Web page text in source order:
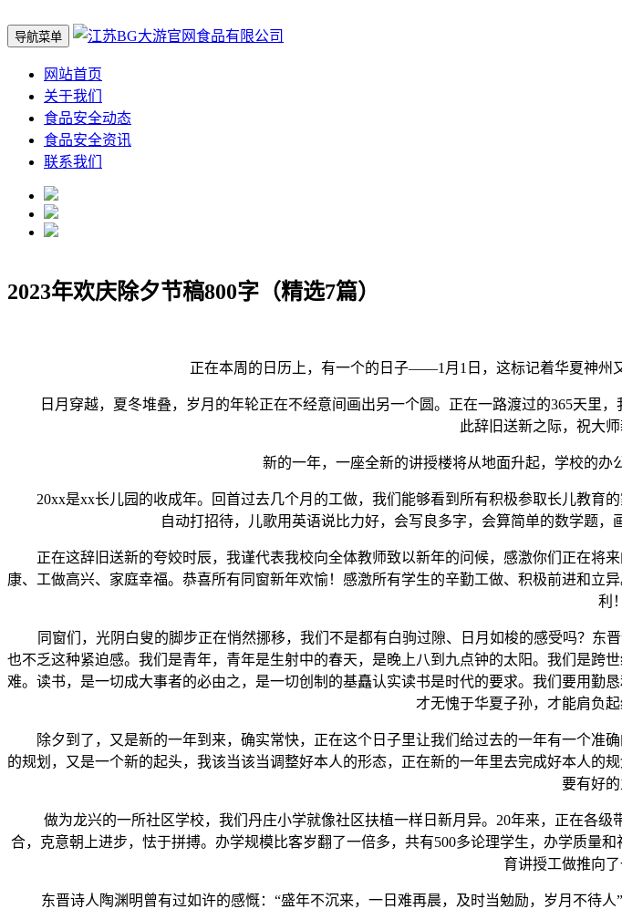
导航菜单
网站首页
关于我们
食品安全动态
食品安全资讯
联系我们
2023年欢庆除夕节稿800字（精选7篇）
正在本周的日历上，有一个的日子——1月1日，这标记着华夏神州又
日月穿越，夏冬堆叠，岁月的年轮正在不经意间画出另一个圆。正在一路渡过的365天里
此辞旧送新之际，祝大
新的一年，一座全新的讲授楼将从地面升起，学校的办
20xx是xx长儿园的收成年。回首过去几个月的工做，我们能够看到所有积极参取长儿教育
自动打招待，儿歌用英语说比力好，会写良多字，会算简单的数学题
正在这辞旧送新的夸姣时辰，我谨代表我校向全体教师致以新年的问候，感激你们正在将
康、工做高兴、家庭幸福。恭喜所有同窗新年欢愉！感激所有学生的辛勤工做、积极前进和
利！
同窗们，光阴白叟的脚步正在悄然挪移，我们不是都有白驹过隙、日月如梭的感受吗？东
也不乏这种紧迫感。我们是青年，青年是生射中的春天，是晚上八到九点钟的太阳。我们是
难。读书，是一切成大事者的必由之，是一切创制的基矗认实读书是时代的要求。我们要用勤
才无愧于华夏子孙，才能肩负
除夕到了，又是新的一年到来，确实常快，正在这个日子里让我们给过去的一年有一个准
的规划，又是一个新的起头，我该当该当调整好本人的形态，正在新的一年里去完成好本人
要有好的
做为龙兴的一所社区学校，我们丹庄小学就像社区扶植一样日新月异。20年来，正在各级
合，克意朝上进步，怯于拼搏。办学规模比客岁翻了一倍多，共有500多论理学生，办学质量
育讲授工做推向了
东晋诗人陶渊明曾有过如许的感慨：“盛年不沉来，一日难再晨，及时当勉励，岁月不待